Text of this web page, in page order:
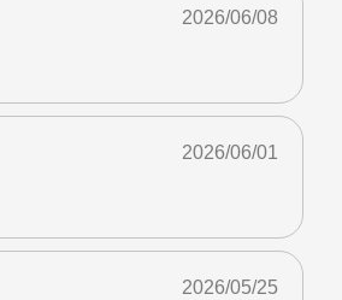
2026/06/08
2026/06/01
2026/05/25